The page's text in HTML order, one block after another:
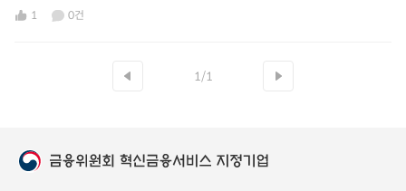
%ec%a0%84%eb%a7%9d-
%ec%9c%84%ed%97%98%ec%9a%94%ec%86%8c/
1 0건
1/1